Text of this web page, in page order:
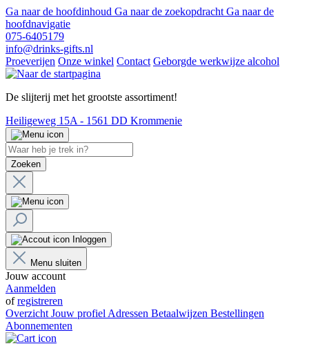
Ga naar de hoofdinhoud Ga naar de zoekopdracht Ga naar de
hoofdnavigatie
075-6405179
info@drinks-gifts.nl
Proeverijen Onze winkel Contact Geborgde werkwijze alcohol
De slijterij met het grootste assortiment!
Heiligeweg 15A - 1561 DD Krommenie
Zoeken
Inloggen
Menu sluiten
Jouw account
Aanmelden
ofregistreren
Overzicht Jouw profiel Adressen Betaalwijzen Bestellingen
Abonnementen